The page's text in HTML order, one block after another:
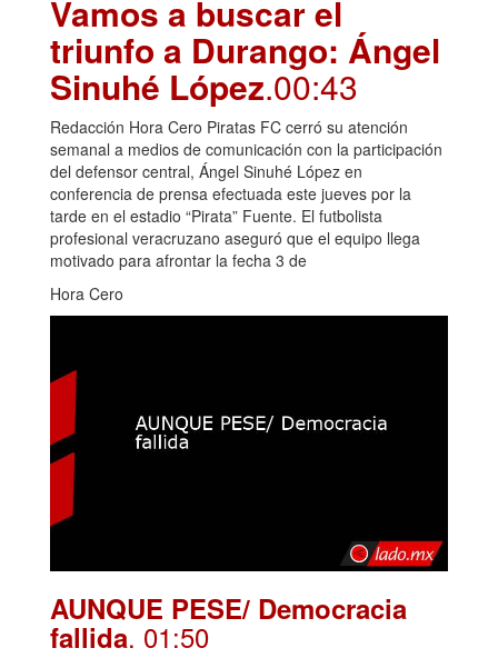
Vamos a buscar el
triunfo a Durango: Ángel
Sinuhé López.00:43
Redacción Hora Cero Piratas FC cerró su atención
semanal a medios de comunicación con la participación
del defensor central, Ángel Sinuhé López en
conferencia de prensa efectuada este jueves por la
tarde en el estadio “Pirata” Fuente. El futbolista
profesional veracruzano aseguró que el equipo llega
motivado para afrontar la fecha 3 de
Hora Cero
AUNQUE PESE/ Democracia
fallida. 01:50